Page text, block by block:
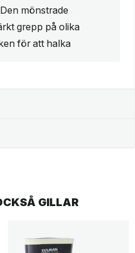
Den mönstrade
grepp på olika
för att halka
GILLAR